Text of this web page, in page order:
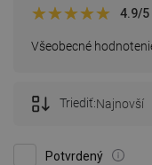
Všeobecné
4.9/5
Potvrdený
Triediť:Najnovší